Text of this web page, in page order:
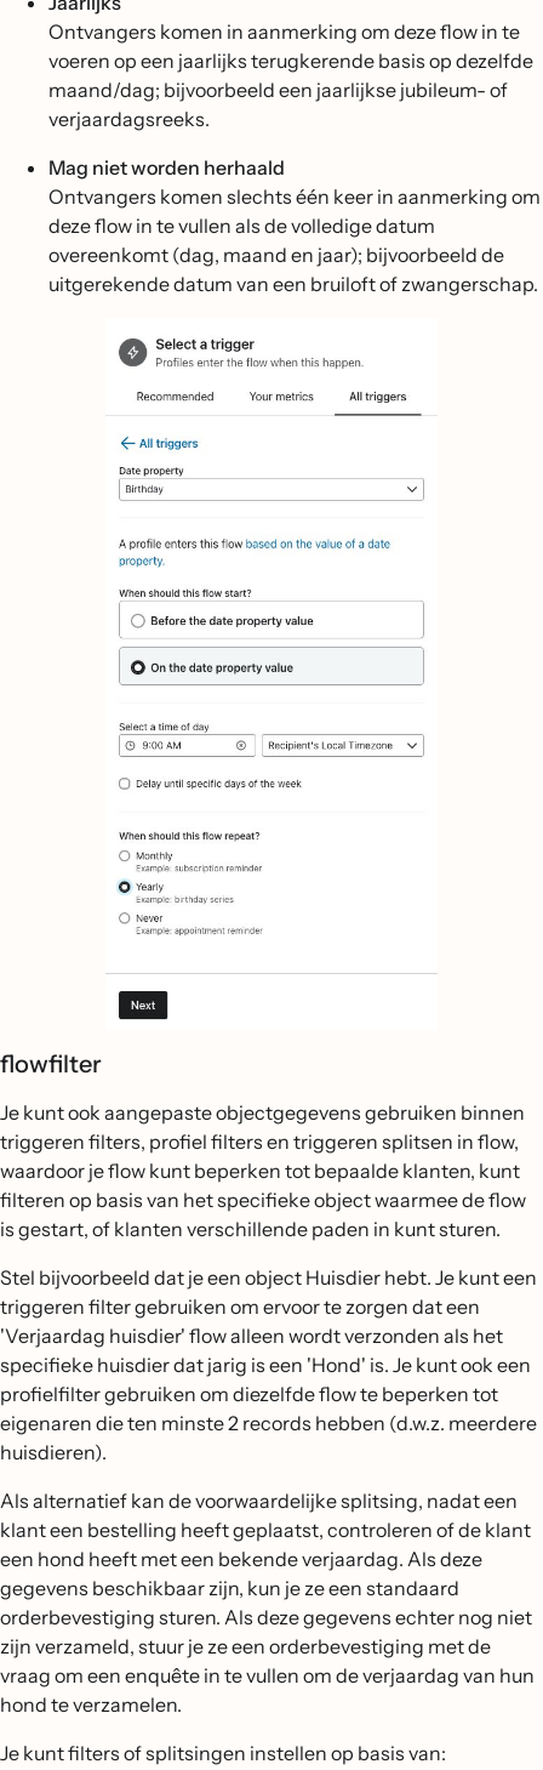
Ontvangers komen in aanmerking om deze flow in te
voeren op een jaarlijks terugkerende basis op dezelfde
maand/dag; bijvoorbeeld een jaarlijkse jubileum- of
verjaardagsreeks.
Mag niet worden herhaald
Ontvangers komen slechts één keer in aanmerking om
deze flow in te vullen als de volledige datum
overeenkomt (dag, maand en jaar); bijvoorbeeld de
uitgerekende datum van een bruiloft of zwangerschap.
flowfilter
Je kunt ook aangepaste objectgegevens gebruiken binnen
triggeren filters, profiel filters en triggeren splitsen in flow,
waardoor je flow kunt beperken tot bepaalde klanten, kunt
filteren op basis van het specifieke object waarmee de flow
is gestart, of klanten verschillende paden in kunt sturen.
Stel bijvoorbeeld dat je een object Huisdier hebt. Je kunt een
triggeren filter gebruiken om ervoor te zorgen dat een
'Verjaardag huisdier' flow alleen wordt verzonden als het
specifieke huisdier dat jarig is een 'Hond' is. Je kunt ook een
profielfilter gebruiken om diezelfde flow te beperken tot
eigenaren die ten minste 2 records hebben (d.w.z. meerdere
huisdieren).
Als alternatief kan de voorwaardelijke splitsing, nadat een
klant een bestelling heeft geplaatst, controleren of de klant
een hond heeft met een bekende verjaardag. Als deze
gegevens beschikbaar zijn, kun je ze een standaard
orderbevestiging sturen. Als deze gegevens echter nog niet
zijn verzameld, stuur je ze een orderbevestiging met de
vraag om een enquête in te vullen om de verjaardag van hun
hond te verzamelen.
Je kunt filters of splitsingen instellen op basis van: